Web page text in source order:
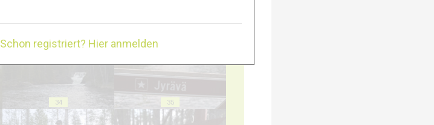
34 35
Schon registriert? Hier anmelden